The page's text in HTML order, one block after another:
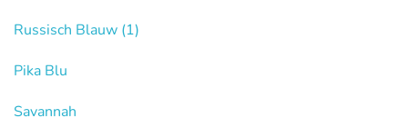
Russisch Blauw (1)
Pika Blu
Savannah